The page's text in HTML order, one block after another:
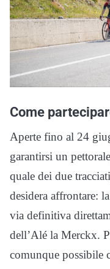
Come
Aperte fino al 24
garantirsi un
quale dei due
desidera affrontare:
via definitiva
dell’Alé la Merckx.
comunque possibile